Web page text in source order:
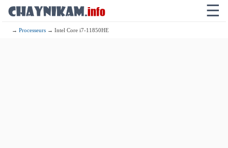
☰
→Processeurs → Intel Core i7-11850HE